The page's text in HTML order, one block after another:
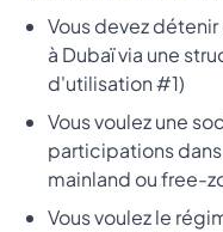
Vous devez
à Dubaï via une
d'utilisation #1)
Vous voulez une
participations
mainland ou free-
Vous voulez le